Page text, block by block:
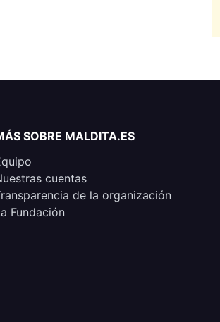
SOBRE MALDITA.ES
cuentas
de la organización
Fundación